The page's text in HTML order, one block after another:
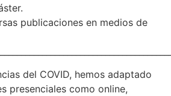
publicaciones en medios de
del COVID, hemos adaptado
presenciales como online,